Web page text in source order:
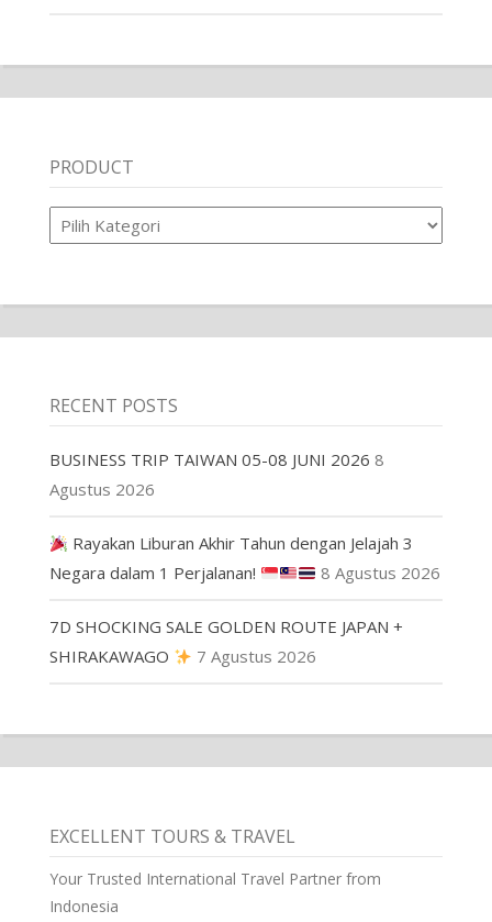
PRODUCT
Product
RECENT POSTS
BUSINESS TRIP TAIWAN 05-08 JUNI 2026 8
Agustus 2026
Rayakan Liburan Akhir Tahun dengan Jelajah 3
Negara dalam 1 Perjalanan!
8 Agustus 2026
7D SHOCKING SALE GOLDEN ROUTE JAPAN +
SHIRAKAWAGO
7 Agustus 2026
EXCELLENT TOURS & TRAVEL
Your Trusted International Travel Partner from
Indonesia